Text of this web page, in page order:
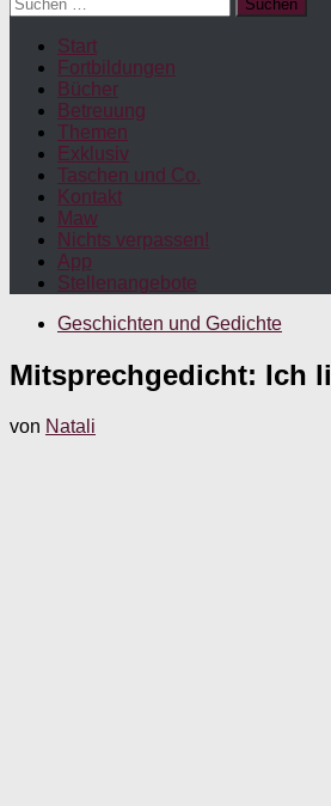
nach:
Start
Fortbildungen
Bücher
Betreuung
Themen
Exklusiv
Taschen und Co.
Kontakt
Maw
Nichts verpassen!
App
Stellenangebote
Geschichten und Gedichte
Mitsprechgedicht: Ich
von Natali